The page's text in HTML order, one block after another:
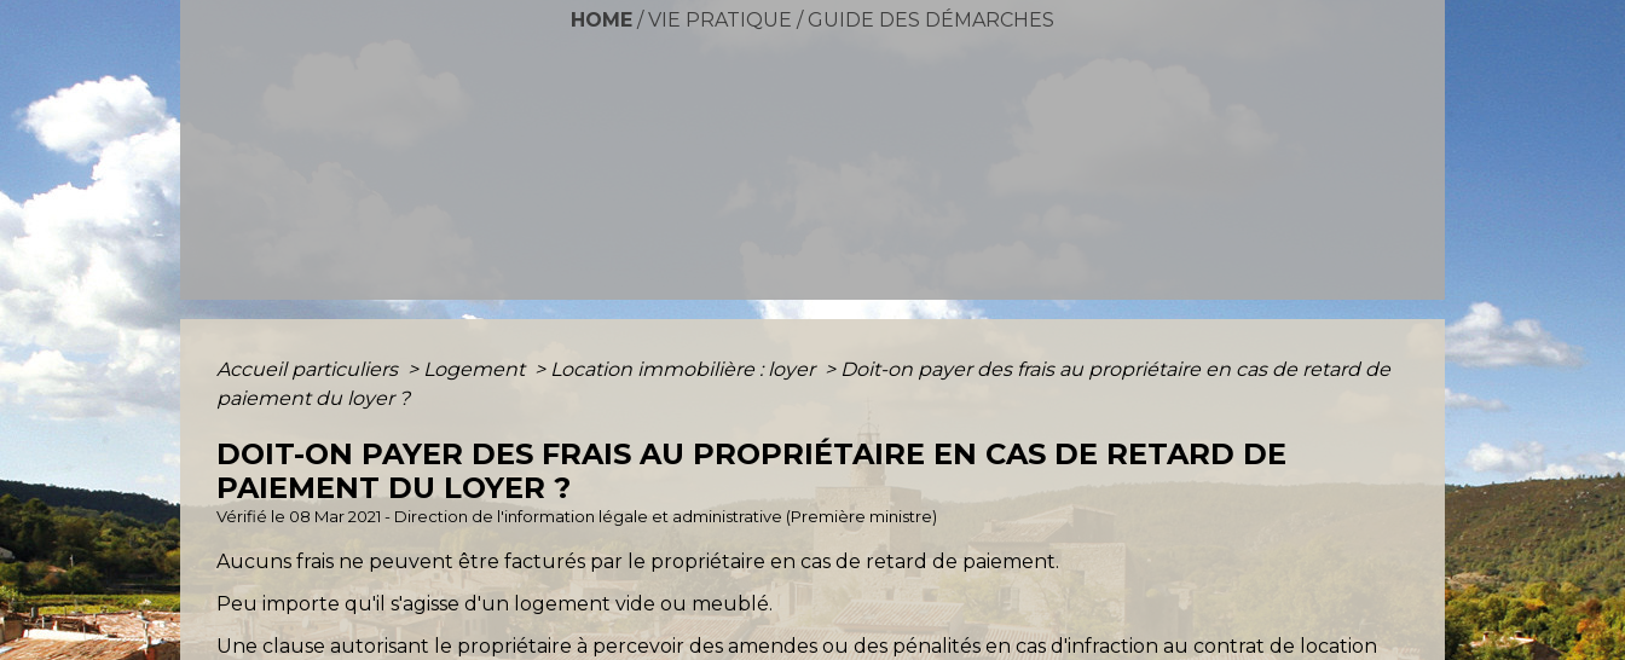
HOME /VIE PRATIQUE / GUIDE DES DÉMARCHES
Accueil particuliers > Logement > Location immobilière : loyer > Doit-on payer des frais au propriétaire en cas de retard de
paiement du loyer ?
DOIT-ON PAYER DES FRAIS AU PROPRIÉTAIRE EN CAS DE RETARD DE
PAIEMENT DU LOYER ?
Vérifié le 08 Mar 2021 - Direction de l'information légale et administrative (Première ministre)
Aucuns frais ne peuvent être facturés par le propriétaire en cas de retard de paiement.
Peu importe qu'il s'agisse d'un logement vide ou meublé.
Une clause autorisant le propriétaire à percevoir des amendes ou des pénalités en cas d'infraction au contrat de location